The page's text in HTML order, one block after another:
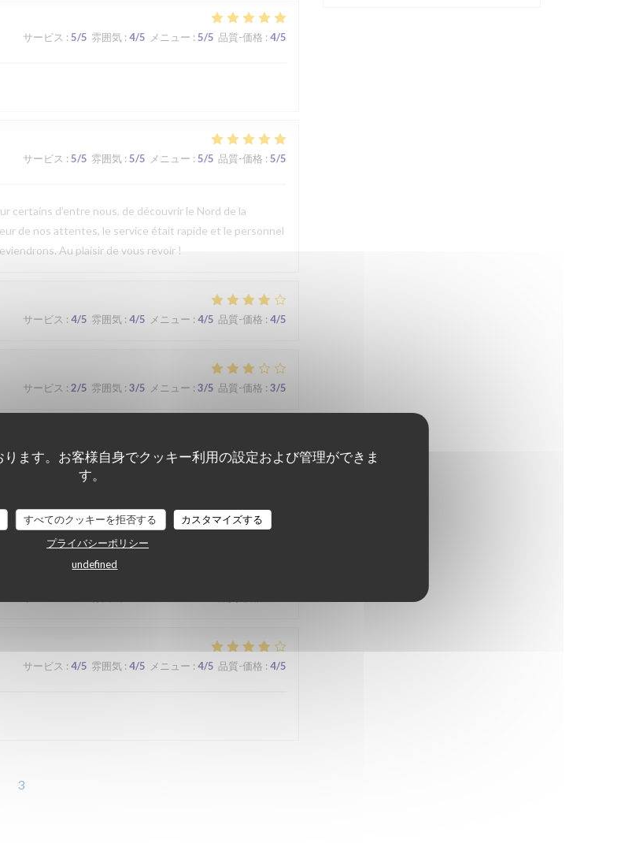
ます。お客様自身でクッキー利用の設定および管理ができま
す。
すべてのクッキーを拒否する
カスタマイズする
プライバシーポリシー
undefined
サービス : 5/5 雰囲気: 4/5 メニュー : 5/5 品質-価格 : 4/5
サービス : 5/5 雰囲気: 5/5 メニュー : 5/5 品質-価格 : 5/5
certains d’entre nous, de découvrir le Nord de la
de nos attentes, le service était rapide et le personnel
Au plaisir de vous revoir !
サービス : 4/5 雰囲気: 4/5 メニュー : 4/5 品質-価格 : 4/5
サービス : 2/5 雰囲気 : 3/5 メニュー : 3/5 品質-価格 : 3/5
サービス:5/5 雰囲気:5/5 メニュー:4 /5 品質-価格:5 /5
notre déjeuner (moule, carbonade, flamiche au
passage à Lilles.
サービス : 4/5 雰囲気: 4/5 メニュー : 4/5 品質-価格 : 4/5
3